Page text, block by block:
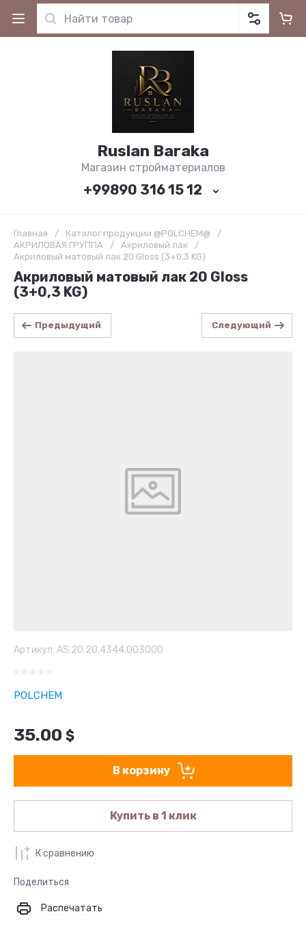
Ruslan Baraka
Магазин стройматериалов
+99890 316 15 12
Главная / Каталог продукции @POLCHEM@
/
АКРИЛОВАЯ ГРУППА
/ Акриловый лак
/
Акриловый матовый лак 20 Gloss (3+0,3 KG)
Акриловый матовый лак 20 Gloss
(3+0,3 KG)
Предыдущий Следующий
Артикул: AS.20.20.4344.003000
POLCHEM
35.00 $
В корзину
Купить в 1 клик
К сравнению
Поделиться
Распечатать